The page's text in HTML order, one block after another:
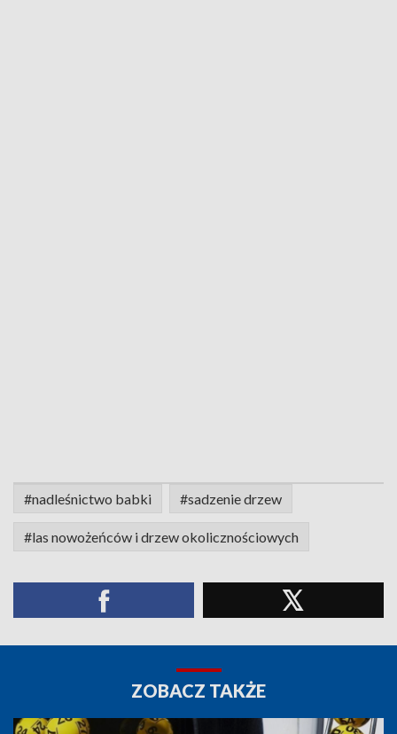
#nadleśnictwo babki #sadzenie drzew
#las nowożeńców i drzew okolicznościowych
ZOBACZ TAKŻE